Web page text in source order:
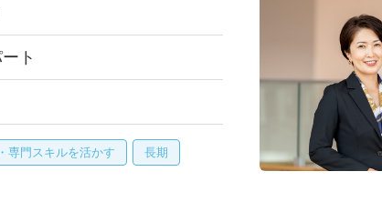
ト
専門スキルを活かす 長期